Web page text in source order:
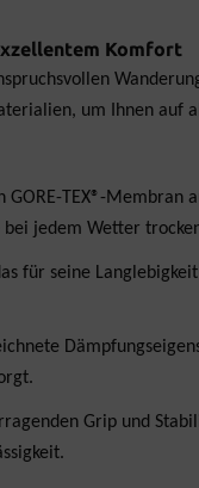
Komfort
um Ihnen auf
TEX®-
jedem Wetter
für seine
Grip und